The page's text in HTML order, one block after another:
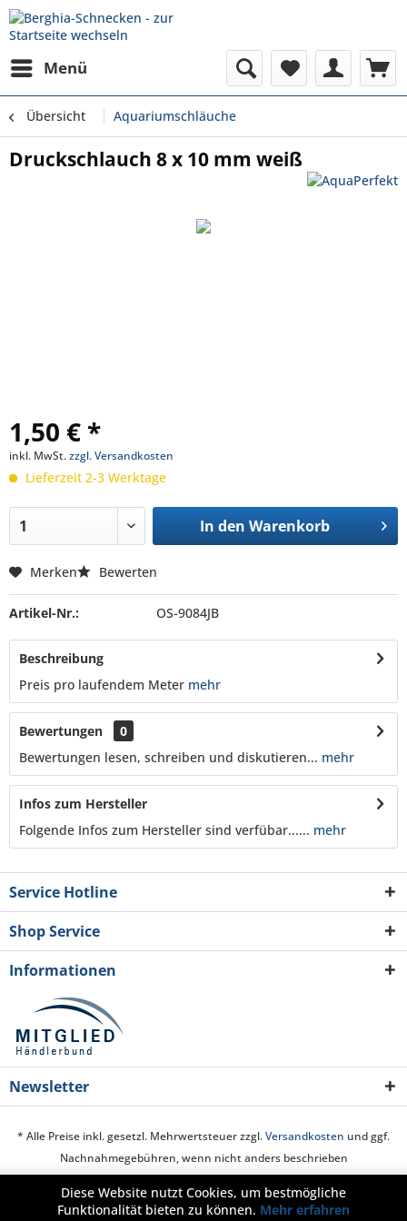
Menü
Übersicht Aquariumschläuche
Druckschlauch 8 x 10 mm weiß
1,50 € *
inkl. MwSt.zzgl. Versandkosten
Lieferzeit 2-3 Werktage
In den Warenkorb
Merken Bewerten
Artikel-Nr.: OS-9084JB
Beschreibung
Preis pro laufendem Meter mehr
Bewertungen
0
Bewertungen lesen, schreiben und diskutieren... mehr
Infos zum Hersteller
Folgende Infos zum Hersteller sind verfübar...... mehr
Service Hotline
Shop Service
Informationen
Newsletter
* Alle Preise inkl. gesetzl. Mehrwertsteuer zzgl.Versandkosten und ggf.
Nachnahmegebühren, wenn nicht anders beschrieben
Cookie-Einstellungen Über uns Hilfe / Support
Kontakt
Diese Website nutzt Cookies, um bestmögliche
Funktionalität bieten zu können. Mehr erfahren